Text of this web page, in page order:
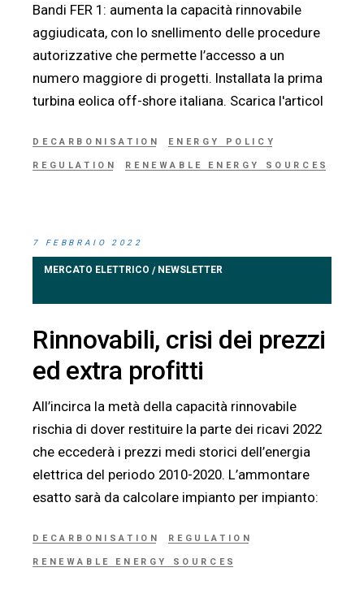
Bandi FER 1: aumenta la capacità rinnovabile
aggiudicata, con lo snellimento delle procedure
autorizzative che permette l’accesso a un
numero maggiore di progetti. Installata la prima
turbina eolica off-shore italiana. Scarica l'articol
DECARBONISATION ENERGY POLICY
REGULATION RENEWABLE ENERGY SOURCES
7 FEBBRAIO 2022
MERCATO ELETTRICO / NEWSLETTER
Rinnovabili, crisi dei prezzi
ed extra profitti
All’incirca la metà della capacità rinnovabile
rischia di dover restituire la parte dei ricavi 2022
che eccederà i prezzi medi storici dell’energia
elettrica del periodo 2010-2020. L’ammontare
esatto sarà da calcolare impianto per impianto:
DECARBONISATION REGULATION
RENEWABLE ENERGY SOURCES